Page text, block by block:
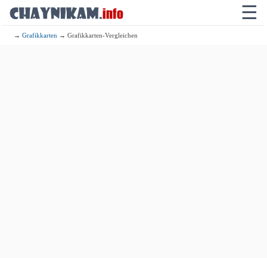
☰
→Grafikkarten → Grafikkarten-Vergleichen